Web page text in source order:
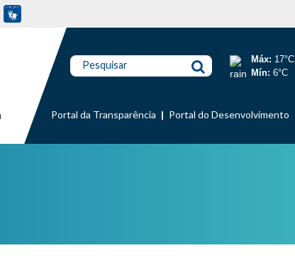
Pesquisar Máx: 17°C
Mín: 6°C
Portal da Transparência Portal do Desenvolvimento